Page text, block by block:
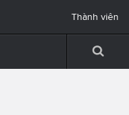
Thành viên